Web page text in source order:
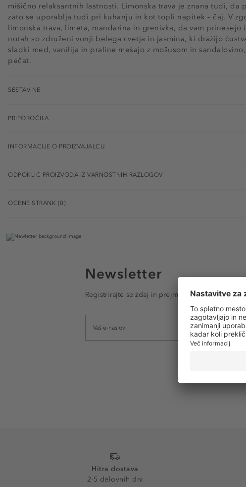
mišično relaksantnih lastnosti. Limonska trava je znana tudi, da
zato se uporablja tudi pri kuhanju in kot topli napitek – čaj. V
limonska trava, limeta, mandarina in grenivka, da vam prinesejo
notah so združeni vonji belega cvetja in jasmina, ki dražijo
sladki med, vanilija in praline mešajo z mošusom in
pečat.
SESTAVINE
PRIPOROČILA
INFORMACIJE O PROIZVAJALCU
ODPOKLIC PROIZVODA IZ VARNOSTNIH RAZLOGOV
OCENE STRANK (0)
Newsletter
Registrirajte se zdaj in prejmite e-poštna
Hitra dostava
2-5 delovnih dni